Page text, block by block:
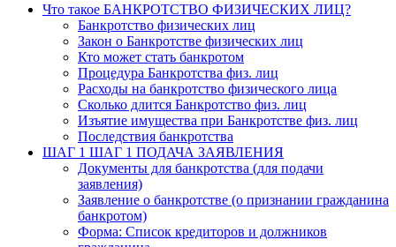
Что такое БАНКРОТСТВО ФИЗИЧЕСКИХ ЛИЦ?
Банкротство физических лиц
Закон о Банкротстве физических лиц
Кто может стать банкротом
Процедура Банкротства физ. лиц
Расходы на банкротство физического лица
Сколько длится Банкротство физ. лиц
Изъятие имущества при Банкротстве физ. лиц
Последствия банкротства
ШАГ 1 ШАГ 1 ПОДАЧА ЗАЯВЛЕНИЯ
Документы для банкротства (для подачи
заявления)
Заявление о банкротстве (о признании гражданина
банкротом)
Форма: Список кредиторов и должников